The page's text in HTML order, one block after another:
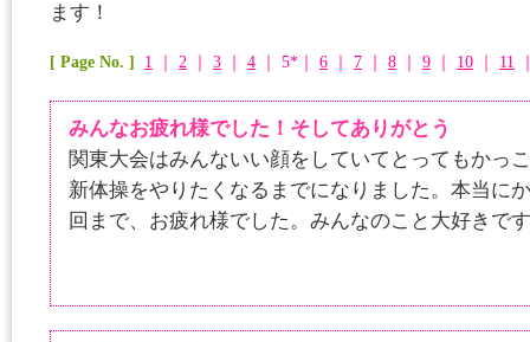
ます！
[ Page No. ] 1 2 3 4 ｜ 5*｜ 6 7 8 9 10 11
みんなお疲れ様でした！そしてありがとう
関東大会はみんないい顔をしていてとってもかっ
新体操をやりたくなるまでになりました。本当に
回まで、お疲れ様でした。みんなのこと大好きで